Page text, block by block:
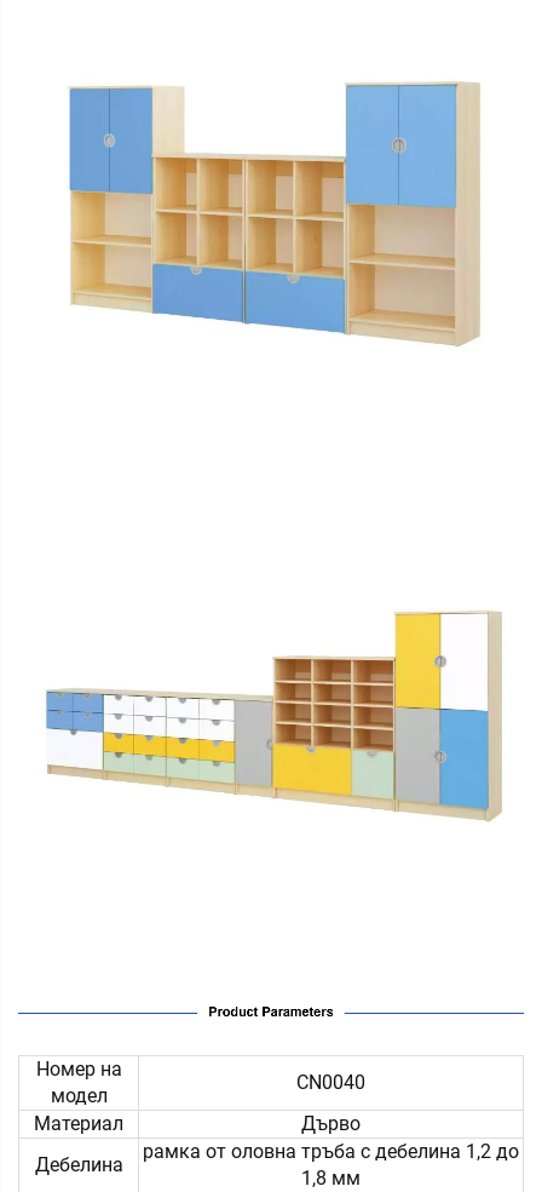
Номер на
модел
CN0040
Материал
Дърво
Дебелина
рамка от оловна тръба с дебелина 1,2 до
1,8 мм